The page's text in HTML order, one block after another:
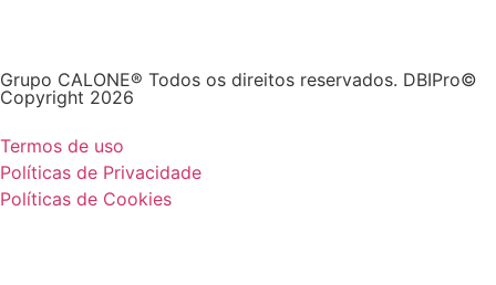
Grupo CALONE® Todos os direitos reservados. DBIPro©
Copyright 2026
Termos de uso
Políticas de Privacidade
Políticas de Cookies